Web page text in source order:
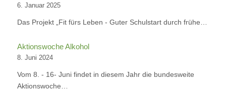
6. Januar 2025
Das Projekt „Fit fürs Leben - Guter Schulstart durch frühe…
Aktionswoche Alkohol
8. Juni 2024
Vom 8. - 16- Juni findet in diesem Jahr die bundesweite
Aktionswoche…